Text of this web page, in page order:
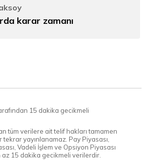
karar zamanı
15 dakika gecikmeli
tüm verilere ait telif hakları tamamen
yayınlanamaz. Pay Piyasası,
Vadeli İşlem ve Opsiyon Piyasası
az 15 dakika gecikmeli verilerdir.